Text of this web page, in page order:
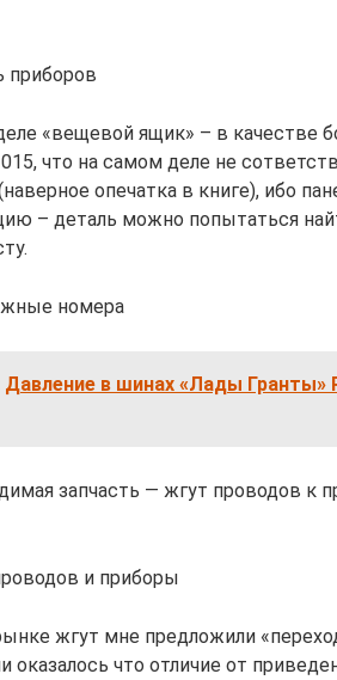
приборов
«вещевой ящик» – в качестве
что на самом деле не
опечатка в книге), ибо
– деталь можно попытаться
номера
Давление в шинах «Лады Гранты»
запчасть — жгут проводов к
и приборы
жгут мне предложили
оказалось что отличие от